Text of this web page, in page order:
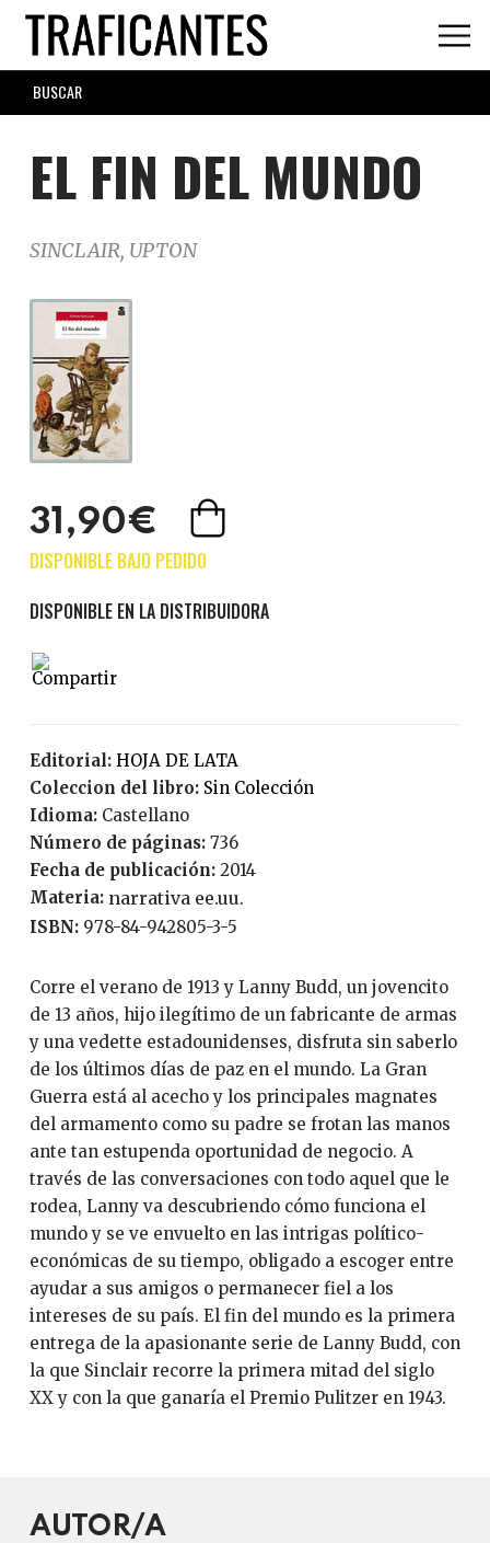
Skip
main
content
SEARCH
FORM
EL FIN DEL MUNDO
SINCLAIR, UPTON
31,90€
Editorial:
HOJA DE LATA
Coleccion del libro:
Sin Colección
Idioma:
Castellano
Número de páginas:
736
Fecha de publicación:
2014
Materia: narrativa ee.uu.
ISBN: 978-84-942805-3-5
Corre el verano de 1913 y Lanny Budd, un jovencito
de 13 años, hijo ilegítimo de un fabricante de armas
y una vedette estadounidenses, disfruta sin saberlo
de los últimos días de paz en el mundo. La Gran
Guerra está al acecho y los principales magnates
del armamento como su padre se frotan las manos
ante tan estupenda oportunidad de negocio. A
través de las conversaciones con todo aquel que le
rodea, Lanny va descubriendo cómo funciona el
mundo y se ve envuelto en las intrigas político-
económicas de su tiempo, obligado a escoger entre
ayudar a sus amigos o permanecer fiel a los
intereses de su país. El fin del mundo es la primera
entrega de la apasionante serie de Lanny Budd, con
la que Sinclair recorre la primera mitad del siglo
XX y con la que ganaría el Premio Pulitzer en 1943.
AUTOR/A